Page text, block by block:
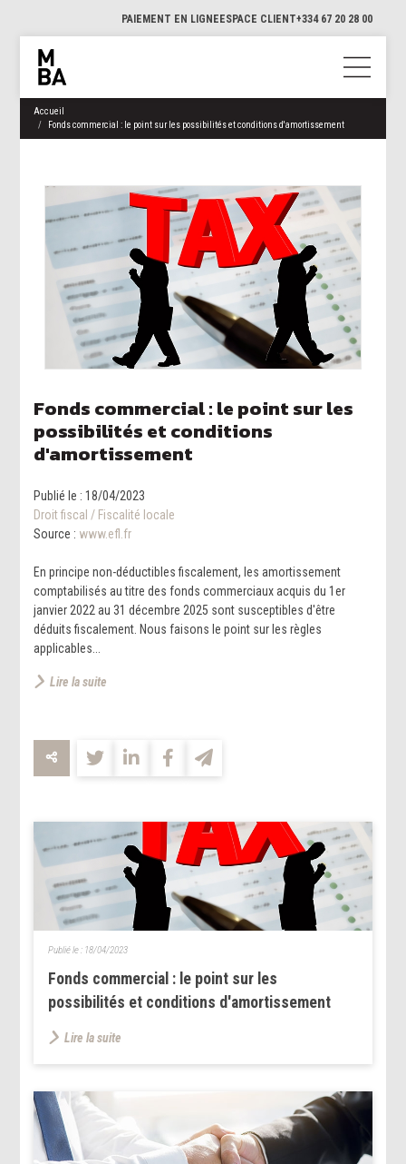
PAIEMENT EN LIGNEESPACE CLIENT+334 67 20 28 00
Accueil
Fonds commercial : le point sur les possibilités et conditions d'amortissement
Fonds commercial : le point sur les
possibilités et conditions
d'amortissement
Publié le :18/04/2023
Droit fiscal / Fiscalité locale
Source : www.efl.fr
En principe non-déductibles fiscalement, les amortissement
comptabilisés au titre des fonds commerciaux acquis du 1er
janvier 2022 au 31 décembre 2025 sont susceptibles d'être
déduits fiscalement. Nous faisons le point sur les règles
applicables...
Lire la suite
Fonds commercial : le point sur les
possibilités et conditions d'amortissement
Publié le : 18/04/2023
Lire la suite